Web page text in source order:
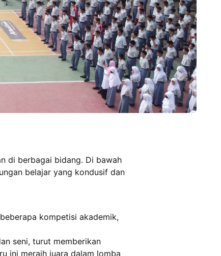
di berbagai bidang. Di bawah
belajar yang kondusif dan
kompetisi akademik,
seni, turut memberikan
ini meraih juara dalam lomba